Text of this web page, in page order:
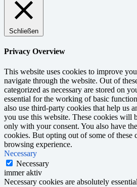
Schließen
Privacy Overview
This website uses cookies to improve
navigate through the website. Out of
categorized as necessary are stored on
essential for the working of basic
also use third-party cookies that help us
you use this website. These cookies will
only with your consent. You also have
cookies. But opting out of some of these
browsing experience.
Necessary
Necessary
immer aktiv
Necessary cookies are absolutely